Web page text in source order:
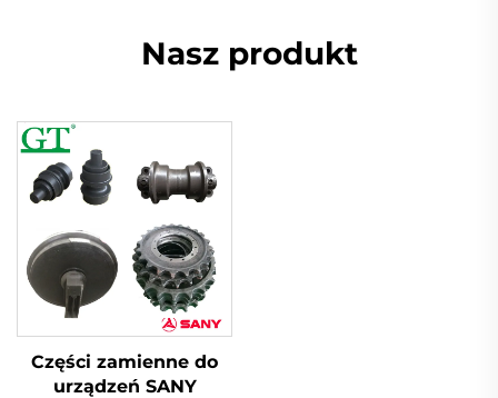
Nasz produkt
Części zamienne do
urządzeń SANY